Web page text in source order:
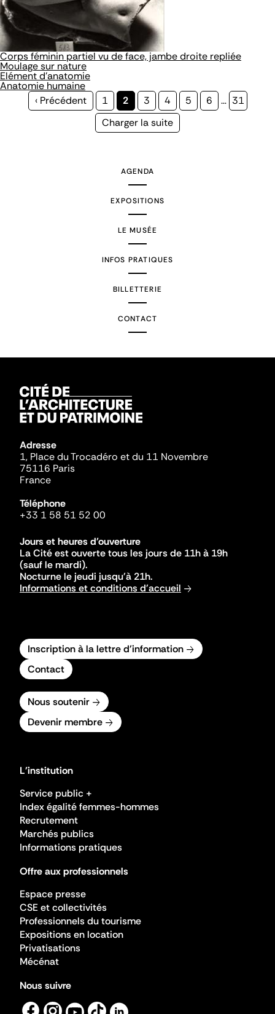
Corps féminin partiel vu de face, jambe droite repliée
Moulage sur nature
Elément d'anatomie
Anatomie humaine
Page
‹ Précédent Page
1
Page
courante
2 Page
3 Page
4 Page
5 Page
6 … Page
31
Page
Charger la suite
AGENDA
EXPOSITIONS
LE MUSÉE
INFOS PRATIQUES
BILLETTERIE
CONTACT
Adresse
1, Place du Trocadéro et du 11 Novembre
75116 Paris
France
Téléphone
+33 1 58 51 52 00
Jours et heures d'ouverture
La Cité est ouverte tous les jours de 11h à 19h
(sauf le mardi).
Nocturne le jeudi jusqu'à 21h.
Informations et conditions d'accueil
Inscription à la lettre d'information
Contact
Nous soutenir
Devenir membre
L'institution
Service public +
Index égalité femmes-hommes
Recrutement
Marchés publics
Informations pratiques
Offre aux professionnels
Espace presse
CSE et collectivités
Professionnels du tourisme
Expositions en location
Privatisations
Mécénat
Nous suivre